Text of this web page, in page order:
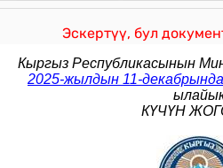
Эскертүү, бул